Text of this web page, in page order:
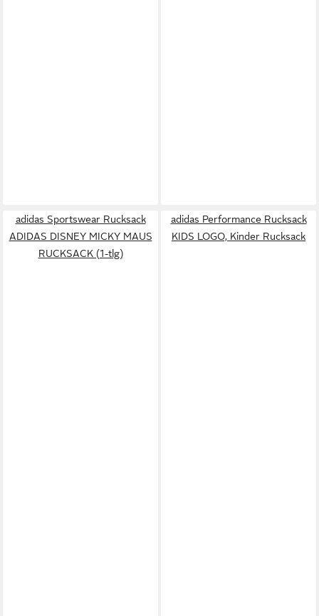
adidas Sportswear Rucksack
ADIDAS DISNEY MICKY MAUS
RUCKSACK (1-tlg)
adidas Performance Rucksack
KIDS LOGO, Kinder Rucksack